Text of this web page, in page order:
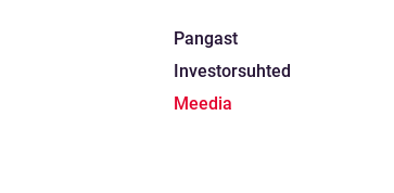
Pangast
Investorsuhted
Meedia